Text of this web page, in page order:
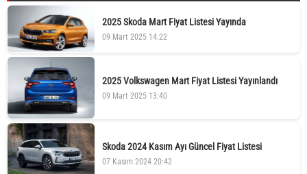
2025 Skoda Mart Fiyat Listesi Yayında
09 Mart 2025 14:22
2025 Volkswagen Mart Fiyat Listesi Yayınlandı
09 Mart 2025 13:40
Skoda 2024 Kasım Ayı Güncel Fiyat Listesi
07 Kasım 2024 20:42